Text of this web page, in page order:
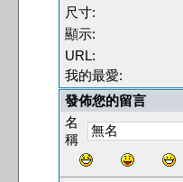
尺寸:
顯示:
URL:
我的最愛:
發佈您的留言
名
稱